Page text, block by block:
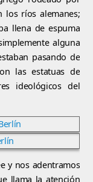
los ríos alemanes;
llena de espuma
alguna
pasando de
las estatuas de
ideológicos del
y nos adentramos
llama la atención